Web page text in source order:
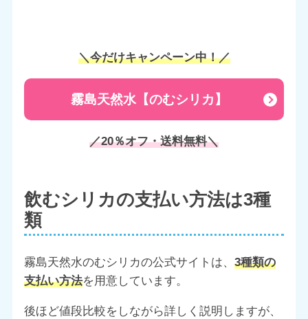
＼今だけキャンペーン中！／
霧島天然水【のむシリカ】
／20％オフ・送料無料＼
飲むシリカの支払い方法は3種
類
霧島天然水のむシリカの公式サイトは、 3種類の
支払い方法を用意しています。
後ほど値段比較をしながら詳しく説明しますが、